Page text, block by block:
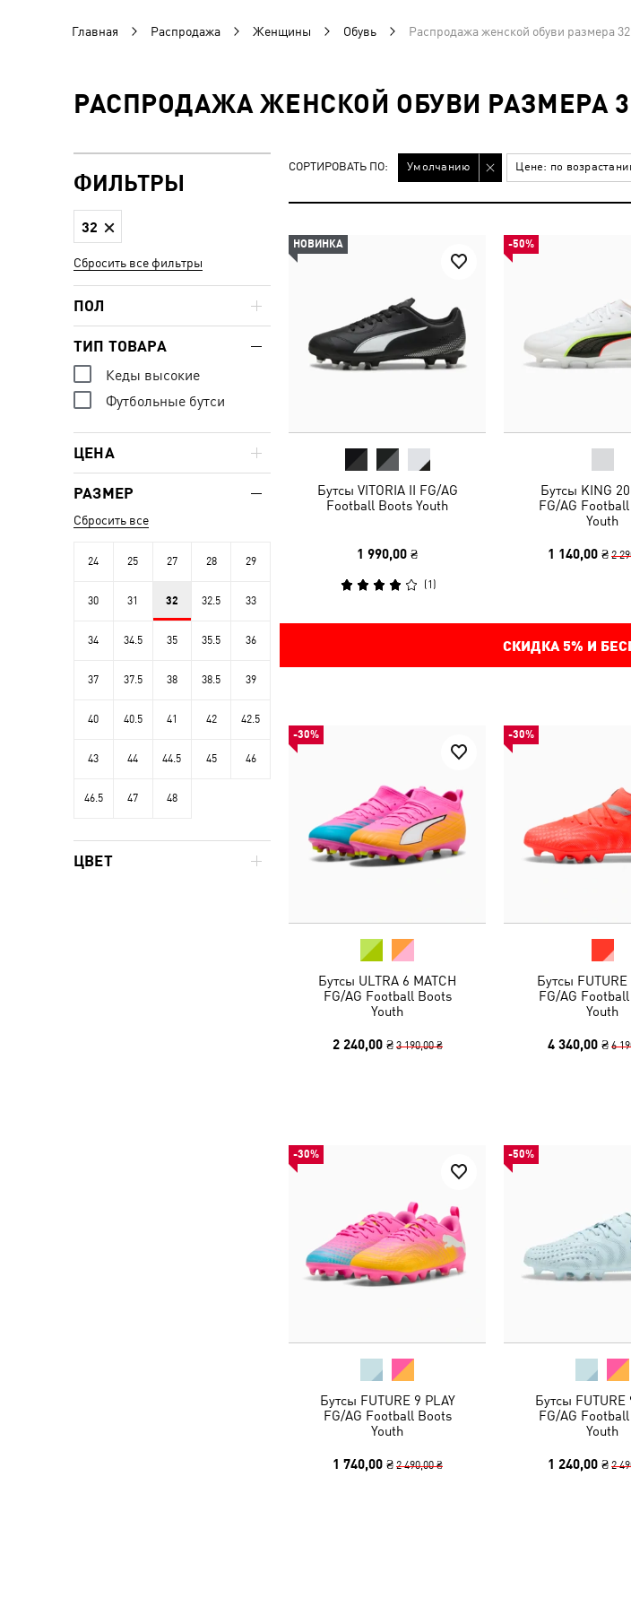
Главная Распродажа Женщины Обувь Распродажа женской обуви размера 32
РАСПРОДАЖА ЖЕНСКОЙ ОБУВИ РАЗМЕРА
СОРТИРОВАТЬ ПО: Умолчанию Цене: по
НОВИНКА
Бутсы VITORIA II FG/AG
Football Boots Youth
1 990,00 ₴
(1 )
-50%
Бутсы KING
FG/AG
Youth
1 140,00 ₴ 2
СКИДКА 5% И
-30%
Бутсы ULTRA 6 MATCH
FG/AG Football Boots
Youth
2 240,00 ₴ 3 190,00 ₴
-30%
Бутсы FUTURE
FG/AG
Youth
4 340,00 ₴ 6
-30%
Бутсы FUTURE 9 PLAY
FG/AG Football Boots
Youth
1 740,00 ₴ 2 490,00 ₴
-50%
Бутсы FUTURE
FG/AG
Youth
1 240,00 ₴ 2
ФИЛЬТРЫ
32
Сбросить все фильтры
ПОЛ
ТИП ТОВАРА
Кеды высокие
Футбольные бутси
ЦЕНА
РАЗМЕР
Сбросить все
24 25 27 28 29
30 31 32 32.5 33
34 34.5 35 35.5 36
37 37.5 38 38.5 39
40 40.5 41 42 42.5
43 44 44.5 45 46
46.5 47 48
ЦВЕТ